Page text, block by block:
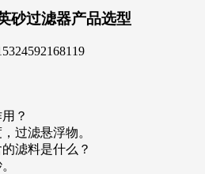
砂过滤器产品选型
？
过滤悬浮物。
滤料是什么？